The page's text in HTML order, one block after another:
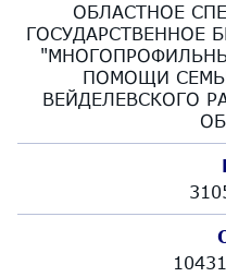
ОБЛАСТНОЕ
ГОСУДАРСТВЕННОЕ
ПОМОЩИ
ВЕЙДЕЛЕВСКОГО